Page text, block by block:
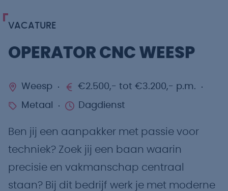
VACATURE
OPERATOR CNC WEESP
Weesp €2.500,- tot €3.200,- p.m.
Metaal Dagdienst
Ben jij een aanpakker met passie voor
techniek? Zoek jij een baan waarin
precisie en vakmanschap centraal
staan? Bij dit bedrijf werk je met moderne